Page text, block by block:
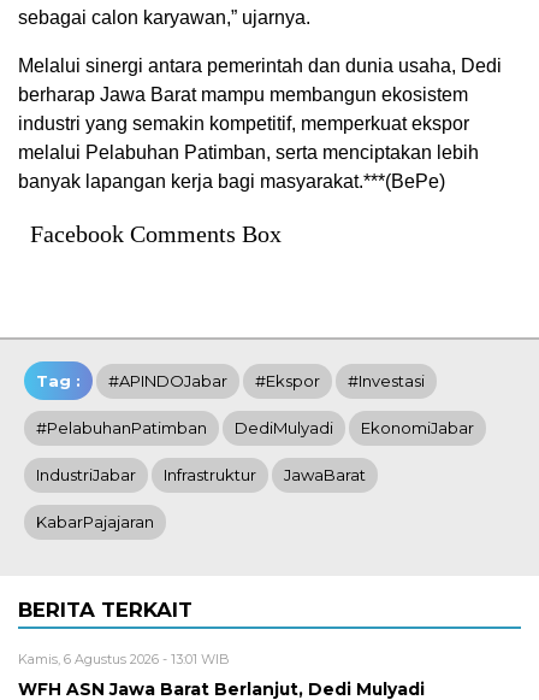
sebagai calon karyawan,” ujarnya.
Melalui sinergi antara pemerintah dan dunia usaha, Dedi
berharap Jawa Barat mampu membangun ekosistem
industri yang semakin kompetitif, memperkuat ekspor
melalui Pelabuhan Patimban, serta menciptakan lebih
banyak lapangan kerja bagi masyarakat.***(BePe)
Facebook Comments Box
Tag : #APINDOJabar #Ekspor #Investasi
#PelabuhanPatimban DediMulyadi EkonomiJabar
IndustriJabar Infrastruktur JawaBarat
KabarPajajaran
BERITA TERKAIT
Kamis, 6 Agustus 2026 - 13:01 WIB
WFH ASN Jawa Barat Berlanjut, Dedi Mulyadi